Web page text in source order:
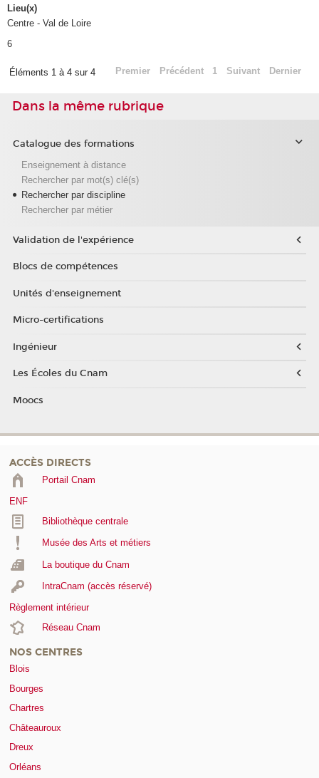
Lieu(x)
Centre - Val de Loire
6
Éléments 1 à 4 sur 4 Premier Précédent 1 Suivant Dernier
Dans la même rubrique
Catalogue des formations
Enseignement à distance
Rechercher par mot(s) clé(s)
Rechercher par discipline
Rechercher par métier
Validation de l'expérience
Blocs de compétences
Unités d'enseignement
Micro-certifications
Ingénieur
Les Écoles du Cnam
Moocs
ACCÈS DIRECTS
Portail Cnam
ENF
Bibliothèque centrale
Musée des Arts et métiers
La boutique du Cnam
IntraCnam (accès réservé)
Règlement intérieur
Réseau Cnam
NOS CENTRES
Blois
Bourges
Chartres
Châteauroux
Dreux
Orléans